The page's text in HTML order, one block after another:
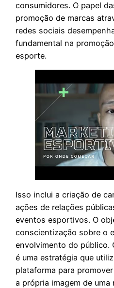
consumidores. O papel
promoção de marcas
redes sociais
fundamental na
esporte.
Isso inclui a criação de
ações de relações
eventos esportivos. O
conscientização sobre o
envolvimento do público.
é uma estratégia que
plataforma para
a própria imagem de uma